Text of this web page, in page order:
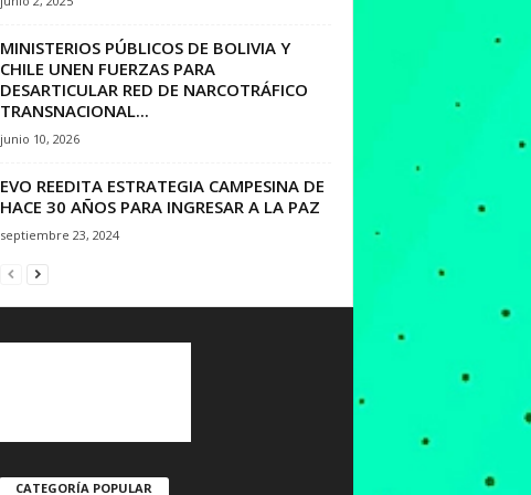
MINISTERIOS PÚBLICOS DE BOLIVIA Y
CHILE UNEN FUERZAS PARA
DESARTICULAR RED DE NARCOTRÁFICO
TRANSNACIONAL...
junio 10, 2026
EVO REEDITA ESTRATEGIA CAMPESINA DE
HACE 30 AÑOS PARA INGRESAR A LA PAZ
septiembre 23, 2024
CATEGORÍA POPULAR